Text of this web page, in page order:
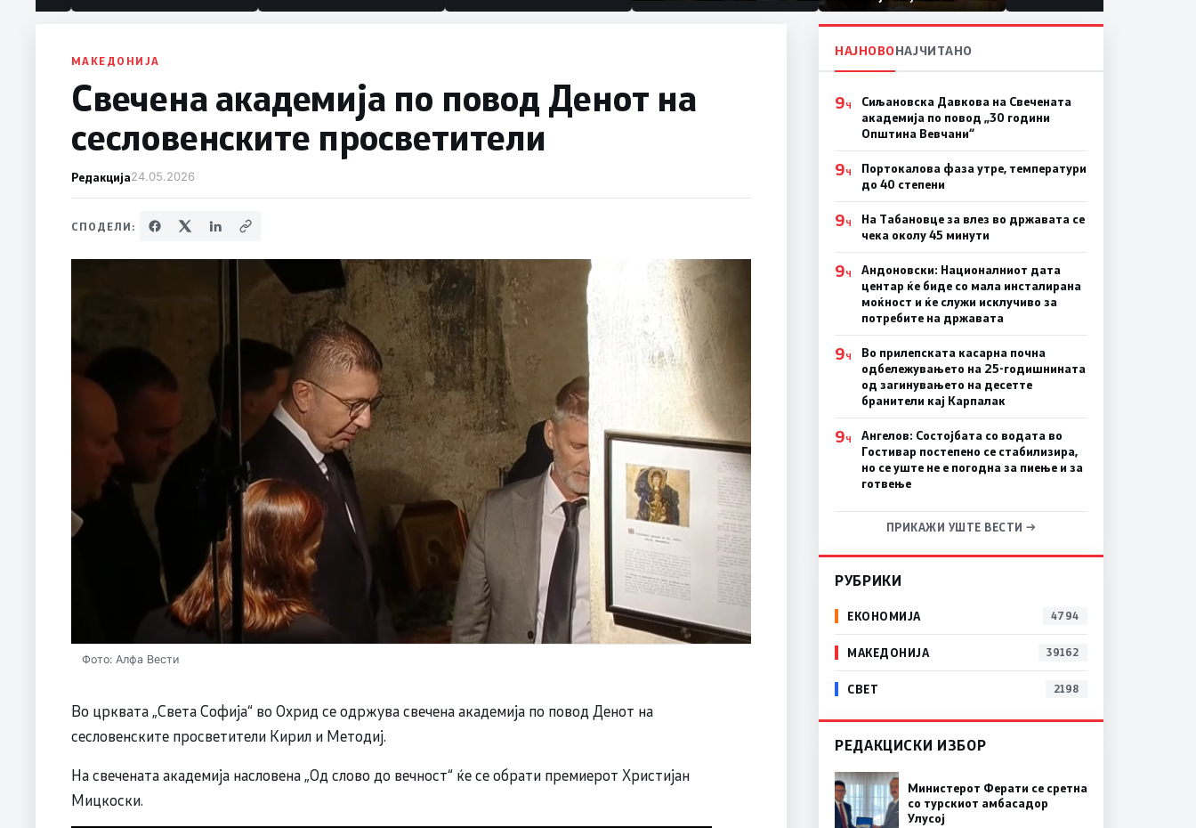
половина тунел во слепа
првачиња помалку
МАКЕДОНИЈА
Свечена академија по повод Денот на
сесловенските просветители
Редакција24.05.2026
СПОДЕЛИ:
Фото: Алфа Вести
Во црквата „Света Софија“ во Охрид се одржува свечена академија по повод Денот на
сесловенските просветители Кирил и Методиј.
На свечената академија насловена „Од слово до вечност“ ќе се обрати премиерот Христијан
Мицкоски.
НАЈНОВОНАЈЧИТАНО
9Ч
Сиљановска Давкова на Свечената
академија по повод „30 години
Општина Вевчани“
9Ч
Портокалова фаза утре, температури
до 40 степени
9Ч
На Табановце за влез во државата се
чека околу 45 минути
9Ч
Андоновски: Националниот дата
центар ќе биде со мала инсталирана
моќност и ќе служи исклучиво за
потребите на државата
9Ч
Во прилепската касарна почна
одбележувањето на 25-годишнината
од загинувањето на десетте
бранители кај Карпалак
9Ч
Ангелов: Состојбата со водата во
Гостивар постепено се стабилизира,
но се уште не е погодна за пиење и за
готвење
ПРИКАЖИ УШТЕ ВЕСТИ →
РУБРИКИ
ЕКОНОМИЈА 4794
МАКЕДОНИЈА 39162
СВЕТ 2198
РЕДАКЦИСКИ ИЗБОР
Министерот Ферати се сретна
со турскиот амбасадор
Улусој